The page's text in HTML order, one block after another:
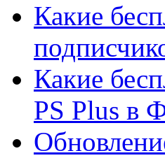
Какие
Какие
PS Plus в